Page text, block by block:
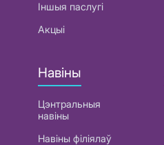
Іншыя паслугі
Акцыі
Навіны
Цэнтральныя
навіны
Навіны філіялаў